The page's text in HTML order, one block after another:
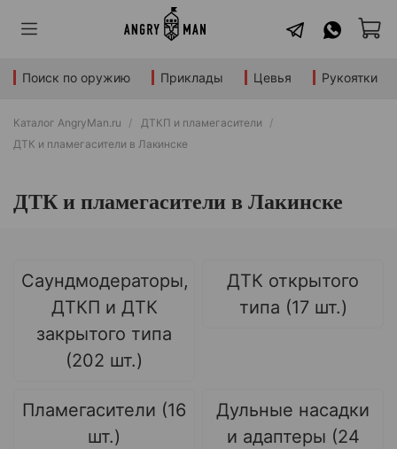
Поиск по оружию Приклады Цевья Рукоятки
Каталог AngryMan.ru
ДТКП и пламегасители
ДТК и пламегасители в Лакинске
ДТК и пламегасители в Лакинске
Саундмодераторы,
ДТКП и ДТК
закрытого типа
(202 шт.)
ДТК открытого
типа (17 шт.)
Пламегасители (16
шт.)
Дульные насадки
и адаптеры (24